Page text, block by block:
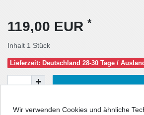
119,00 EUR *
Inhalt 1 Stück
Lieferzeit: Deutschland 28-30 Tage /
Wir verwenden Cookies und ähnliche